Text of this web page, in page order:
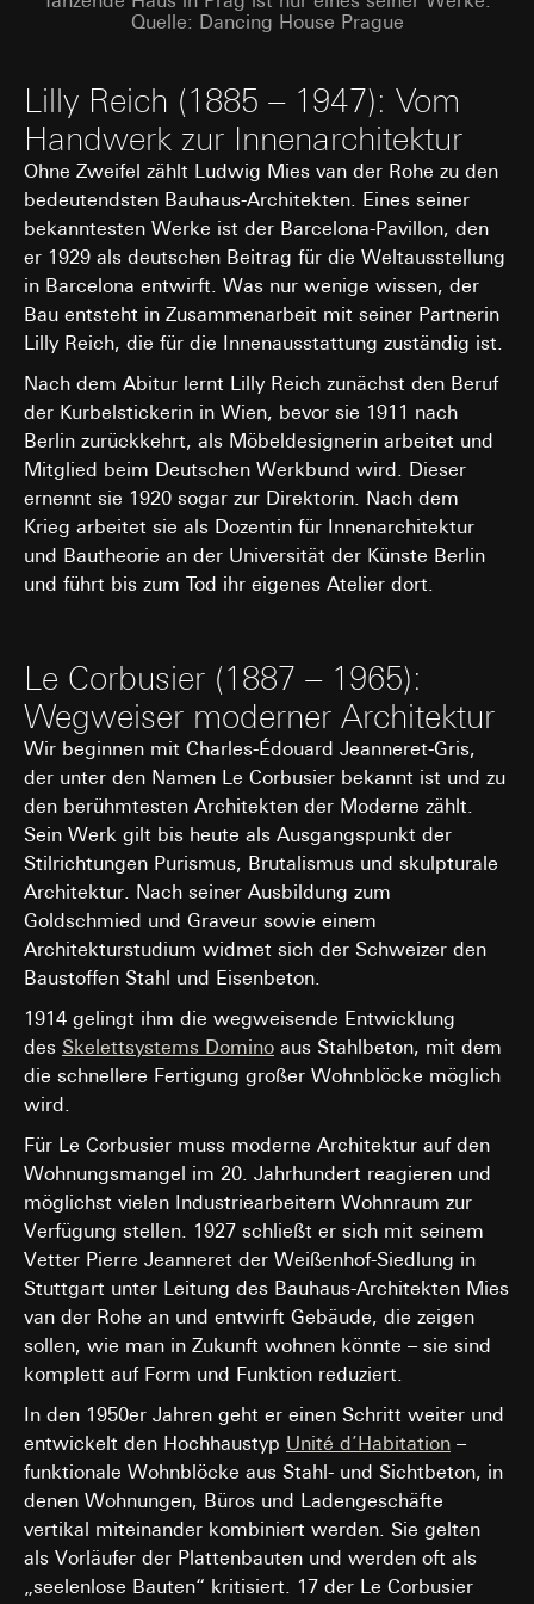
Quelle: Dancing House Prague
Lilly Reich (1885 – 1947): Vom
Handwerk zur Innenarchitektur
Ohne Zweifel zählt Ludwig Mies van der Rohe zu den
bedeutendsten Bauhaus-Architekten. Eines seiner
bekanntesten Werke ist der Barcelona-Pavillon, den
er 1929 als deutschen Beitrag für die Weltausstellung
in Barcelona entwirft. Was nur wenige wissen, der
Bau entsteht in Zusammenarbeit mit seiner Partnerin
Lilly Reich, die für die Innenausstattung zuständig ist.
Nach dem Abitur lernt Lilly Reich zunächst den Beruf
der Kurbelstickerin in Wien, bevor sie 1911 nach
Berlin zurückkehrt, als Möbeldesignerin arbeitet und
Mitglied beim Deutschen Werkbund wird. Dieser
ernennt sie 1920 sogar zur Direktorin. Nach dem
Krieg arbeitet sie als Dozentin für Innenarchitektur
und Bautheorie an der Universität der Künste Berlin
und führt bis zum Tod ihr eigenes Atelier dort.
Le Corbusier (1887 – 1965):
Wegweiser moderner Architektur
Wir beginnen mit Charles-Édouard Jeanneret-Gris,
der unter den Namen Le Corbusier bekannt ist und zu
den berühmtesten Architekten der Moderne zählt.
Sein Werk gilt bis heute als Ausgangspunkt der
Stilrichtungen Purismus, Brutalismus und skulpturale
Architektur. Nach seiner Ausbildung zum
Goldschmied und Graveur sowie einem
Architekturstudium widmet sich der Schweizer den
Baustoffen Stahl und Eisenbeton.
1914 gelingt ihm die wegweisende Entwicklung
des Skelettsystems Domino aus Stahlbeton, mit dem
die schnellere Fertigung großer Wohnblöcke möglich
wird.
Für Le Corbusier muss moderne Architektur auf den
Wohnungsmangel im 20. Jahrhundert reagieren und
möglichst vielen Industriearbeitern Wohnraum zur
Verfügung stellen. 1927 schließt er sich mit seinem
Vetter Pierre Jeanneret der Weißenhof-Siedlung in
Stuttgart unter Leitung des Bauhaus-Architekten Mies
van der Rohe an und entwirft Gebäude, die zeigen
sollen, wie man in Zukunft wohnen könnte – sie sind
komplett auf Form und Funktion reduziert.
In den 1950er Jahren geht er einen Schritt weiter und
entwickelt den Hochhaustyp Unité d’Habitation –
funktionale Wohnblöcke aus Stahl- und Sichtbeton, in
denen Wohnungen, Büros und Ladengeschäfte
vertikal miteinander kombiniert werden. Sie gelten
als Vorläufer der Plattenbauten und werden oft als
„seelenlose Bauten“ kritisiert. 17 der Le Corbusier
wir von ausgewählten Seiten eine Art Wärmebild
erstellen. Dies ermöglicht zusehen, wie sich User
klicken, wie tief sie scrollen und wie sie sich auf
der Seite bewegen.
Kategorien personenbezogener Daten: - IP-
Adresse, Heatmaps der Nutzung
Rechtsgrundlage und ggf. verfolgte berechtigte
Interessen:
Einsatz des Dienstes: § 25 Abs. 1 S. 1 TDDDG
Folgeverarbeitung der personenbezogenen
Daten: Art. 6 Abs. 1 lit. a DSGVO
Empfänger:
interne Abteilungen, soweit Zugriff für
Aufgabenerfüllung erforderlich
Hotjar Ltd.
Drittlandübermittlung: keine
Lebensdauer des Cookies: 12 Monate
YouTube
Datenverarbeitungszwecke: Darstellung von Videos
Kategorien personenbezogener Daten: IP-Adresse, Datum
Einsatz des Dienstes: § 25 Abs. 1 S. 1 TDDDG
Folgeverarbeitung der personenbezogenen Daten: Art. 6
Abs. 1 lit. a DSGVO
Empfänger:
Google Ireland Ltd, Google LLC (USA)
Informationen dazu, wie Google Ihre
Daten verarbeitet, finden Sie unter
https://business.safety.google/privacy
Drittlandübermittlung:
Drittland: USA
Angemessenheitsbeschluss/Garantien/
Standardvertragsklauseln, Kopie zu erfragen bei
Abs. 1 lit. a DSGVO
Lebensdauer des Cookies: länger als 12 Monate
Datenverarbeitungszwecke: Darstellung interaktiver
Kategorien personenbezogener Daten: IP-Adresse
(anonymisiert), Datum und Uhrzeit des Besuchs auf der
aufgerufenen Website
Rechtsgrundlage und ggf. verfolgte berechtigte Interessen:
Einsatz des Dienstes: § 25 Abs. 1 S. 1 TDDDG
Folgeverarbeitung der personenbezogenen Daten: Art. 6
Abs. 1 lit. a DSGVO
Empfänger:
Google Ireland Ltd, Google LLC (USA)
Informationen dazu, wie Google Ihre
Daten verarbeitet, finden Sie unter
https://business.safety.google/privacy
Drittlandübermittlung:
Drittland: USA
Angemessenheitsbeschluss/Garantien/
Standardvertragsklauseln, Kopie zu erfragen bei
Datenschutzerklärung:
Google Ads (Conversion Tracking)
Datenverarbeitungszwecke: Auswertung der Website-
Nutzung, Kampagnen Erfolgsmessung. Google Ads
Social-Media Plattformen, in Suchergebnissen und
digitalen Plattformen zu platzieren und um den Erfolg von
Werbekampagnen zu messen.
Kategorien personenbezogener Daten: IP-Adresse,
Informationen, Website besucht, Datum und Uhrzeit des
Geografischer Standort
Rechtsgrundlage und ggf. verfolgte berechtigte Interessen:
Einsatz des Dienstes: § 25 Abs. 1 S. 1 TDDDG
Folgeverarbeitung der personenbezogenen Daten: Art. 6
Abs. 1 lit. a DSGVO
Empfänger:
interne Abteilungen, soweit Zugriff für
erforderlich
https://business.safety.google/privacy
Drittlandübermittlung:
Drittland: USA
Angemessenheitsbeschluss/Garantien/
Standardvertragsklauseln, Kopie zu erfragen bei
Gira Giersiepen GmbH & Co. KG, Einwilligung gem. Art.
Abs. 1 lit. a DSGVO
Lebensdauer des Cookies:
TikTok-Pixel
Datenverarbeitungszwecke:
Optimierung von Werbekampagnen
Durch das Tracking der Nutzung von Gira Angeboten,
können Gira Marketing- und Vertriebsprozesse
können zielgerichtete und individuellere
Informationen zur Verfügung gestellt werden. Durch
eine erhöhte Aufmerksamkeit können
Folgeaktivitäten gesteigert werden und zudem eine
erhöhte Kundenzufriedenheit zu erlangt werden.
IP-Adresse des
Nutzers (zur groben geografischen Einordnung), User-
Agent-Informationen (Browser, Betriebssystem,
Gerätetyp), Zeitstempel der Aktion, URL der
aufgerufenen Seite und Referrer, Event-Typ und Event-
Cookie-ID (ttclid) zur Wiedererkennung von TikTok-
Nutzern, Pixel-ID
Rechtsgrundlage und ggf. verfolgte berechtigte
Interessen:
Einsatz des Dienstes: § 25 Abs. 1 S. 1 TDDDG
Folgeverarbeitung der personenbezogenen Daten:
Art. 6 Abs. 1 lit. a DSGVO